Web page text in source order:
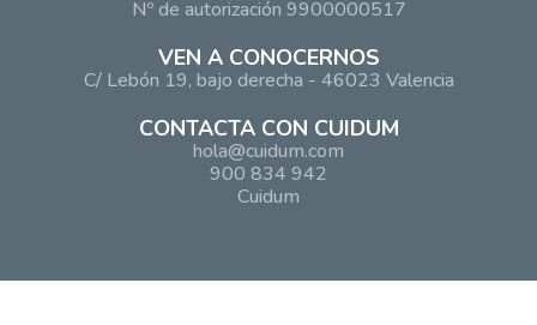
Nº de autorización 9900000517
VEN A CONOCERNOS
C/ Lebón 19, bajo derecha - 46023 Valencia
CONTACTA CON CUIDUM
hola@cuidum.com
900 834 942
Cuidum